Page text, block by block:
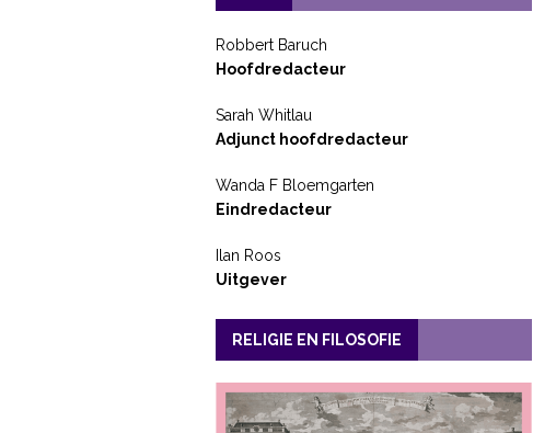
Robbert Baruch
Hoofdredacteur
Sarah Whitlau
Adjunct hoofdredacteur
Wanda F Bloemgarten
Eindredacteur
Ilan Roos
Uitgever
RELIGIE EN FILOSOFIE